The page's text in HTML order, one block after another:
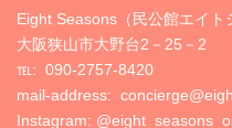
Eight Seasons（民公館エイト
大阪狭山市大野台2－25－2
℡: 090-2757-8420
mail-address:
Instagram: